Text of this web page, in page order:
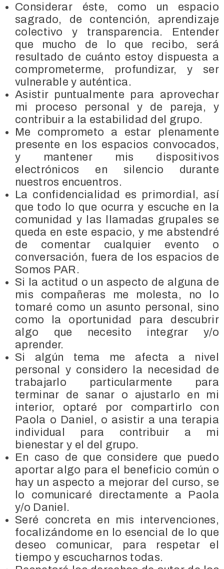
Considerar éste, como un espacio
sagrado, de contención, aprendizaje
colectivo y transparencia. Entender
que mucho de lo que recibo, será
resultado de cuánto estoy dispuesta a
comprometerme, profundizar, y ser
vulnerable y auténtica.
Asistir puntualmente para aprovechar
mi proceso personal y de pareja, y
contribuir a la estabilidad del grupo.
Me comprometo a estar plenamente
presente en los espacios convocados,
y mantener mis dispositivos
electrónicos en silencio durante
nuestros encuentros.
La confidencialidad es primordial, así
que todo lo que ocurra y escuche en la
comunidad y las llamadas grupales se
queda en este espacio, y me abstendré
de comentar cualquier evento o
conversación, fuera de los espacios de
Somos PAR.
Si la actitud o un aspecto de alguna de
mis compañeras me molesta, no lo
tomaré como un asunto personal, sino
como la oportunidad para descubrir
algo que necesito integrar y/o
aprender.
Si algún tema me afecta a nivel
personal y considero la necesidad de
trabajarlo particularmente para
terminar de sanar o ajustarlo en mi
interior, optaré por compartirlo con
Paola o Daniel, o asistir a una terapia
individual para contribuir a mi
bienestar y el del grupo.
En caso de que considere que puedo
aportar algo para el beneficio común o
hay un aspecto a mejorar del curso, se
lo comunicaré directamente a Paola
y/o Daniel.
Seré concreta en mis intervenciones,
focalizándome en lo esencial de lo que
deseo comunicar, para respetar el
tiempo y escucharnos todas.